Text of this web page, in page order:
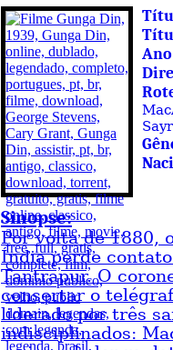
Sinopse:
Por volta de 1880,
Índia perde
Tantrapur. O
consertar o
liderado por três
indisciplinados: